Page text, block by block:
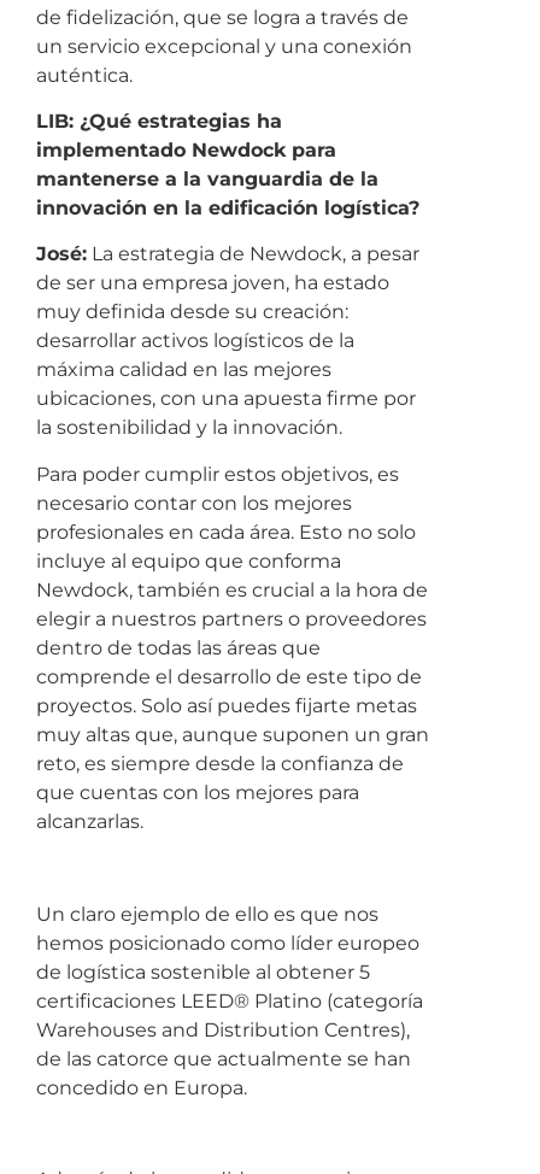
de fidelización, que se logra a través de
un servicio excepcional y una conexión
auténtica.
LIB: ¿Qué estrategias ha
implementado Newdock para
mantenerse a la vanguardia de la
innovación en la edificación logística?
José: La estrategia de Newdock, a pesar
de ser una empresa joven, ha estado
muy definida desde su creación:
desarrollar activos logísticos de la
máxima calidad en las mejores
ubicaciones, con una apuesta firme por
la sostenibilidad y la innovación.
Para poder cumplir estos objetivos, es
necesario contar con los mejores
profesionales en cada área. Esto no solo
incluye al equipo que conforma
Newdock, también es crucial a la hora de
elegir a nuestros partners o proveedores
dentro de todas las áreas que
comprende el desarrollo de este tipo de
proyectos. Solo así puedes fijarte metas
muy altas que, aunque suponen un gran
reto, es siempre desde la confianza de
que cuentas con los mejores para
alcanzarlas.
Un claro ejemplo de ello es que nos
hemos posicionado como líder europeo
de logística sostenible al obtener 5
certificaciones LEED® Platino (categoría
Warehouses and Distribution Centres),
de las catorce que actualmente se han
concedido en Europa.